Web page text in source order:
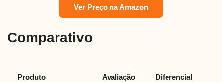
Ver Preço na Amazon
Comparativo
Produto Avaliação Diferencial